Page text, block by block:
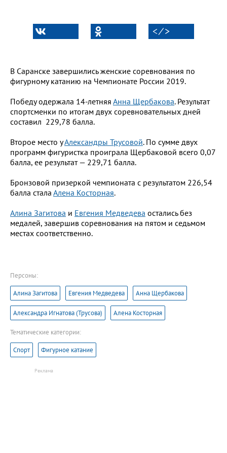
< ⁄ >
В Саранске завершились женские соревнования по
фигурному катанию на Чемпионате России 2019.
Победу одержала 14-летняя Анна Щербакова. Результат
спортсменки по итогам двух соревновательных дней
составил 229,78 балла.
Второе место уАлександры Трусовой. По сумме двух
программ фигуристка проиграла Щербаковой всего 0,07
балла, ее результат — 229,71 балла.
Бронзовой призеркой чемпионата с результатом 226,54
балла стала Алена Косторная.
Алина Загитова и Евгения Медведева остались без
медалей, завершив соревнования на пятом и седьмом
местах соответственно.
Персоны:
Алина Загитова Евгения Медведева Анна Щербакова
Александра Игнатова (Трусова) Алена Косторная
Тематические категории:
Спорт Фигурное катание